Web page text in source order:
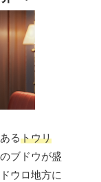
るトウリ
ブドウが盛
ウロ地方に